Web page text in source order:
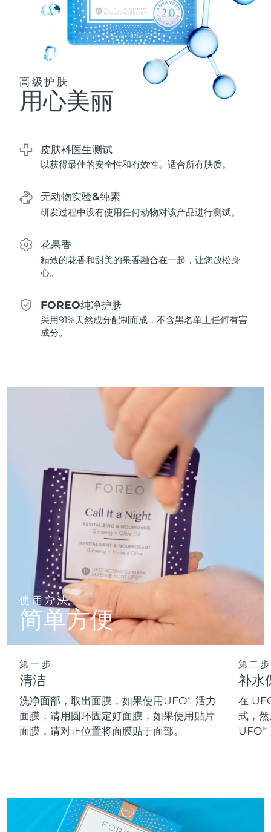
高级护肤
用心美丽
皮肤科医生测试
以获得最佳的安全性和有效性。适合所有肤质。
无动物实验&纯素
研发过程中没有使用任何动物对该产品进行测试。
花果香
精致的花香和甜美的果香融合在一起，让您放松身
心。
FOREO纯净护肤
采用91%天然成分配制而成，不含黑名单上任何有害
成分。
使用方法
简单方便
第一步
清洁
洗净面部，取出面膜，如果使用UFOTM
活力
面膜，请用圆环固定好面膜，如果使用贴片
面膜，请对正位置将面膜贴于面部。
第二步
补水
在
式，
UFOTM
预计送达日期
葡萄牙 预计送达日期
波多黎各 预计送达日期8/11/26
卡塔尔
留尼汪
罗马尼亚 预计送达日期
俄罗斯
新加坡 预计送达日期8/11/26
斯洛文尼亚
预计送达日期8/9/26
预计送达日期
预计送达日期
预计送达日期
预计送达日期
土耳其 预计送达日期
阿拉伯联合酋长国 预计送达日期8/10/26
英国 预计送达日期
美国 预计送达日期
越南 8/15/26